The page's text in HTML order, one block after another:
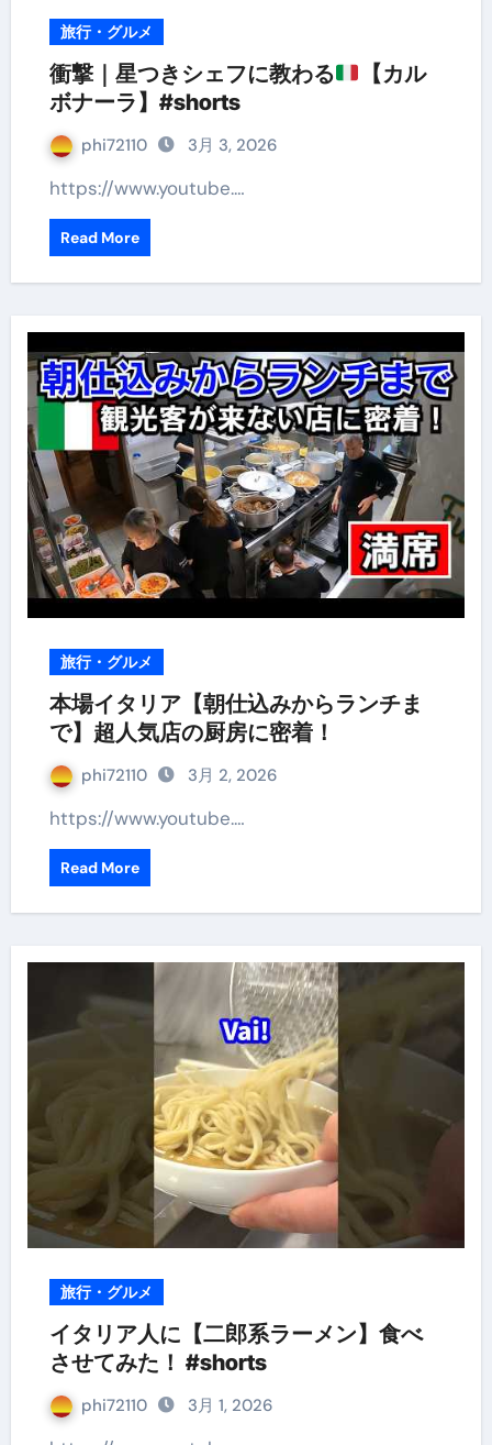
旅行・グルメ
衝撃｜星つきシェフに教わる
【カル
ボナーラ】#shorts
phi72110 3月 3, 2026
https://www.youtube.…
Read More
旅行・グルメ
本場イタリア【朝仕込みからランチま
で】超人気店の厨房に密着！
phi72110 3月 2, 2026
https://www.youtube.…
Read More
旅行・グルメ
イタリア人に【二郎系ラーメン】食べ
させてみた！ #shorts
phi72110 3月 1, 2026